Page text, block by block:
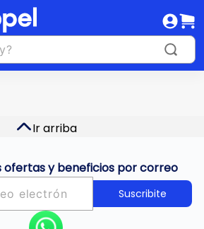
Ir arriba
ofertas y beneficios por correo
Suscribite